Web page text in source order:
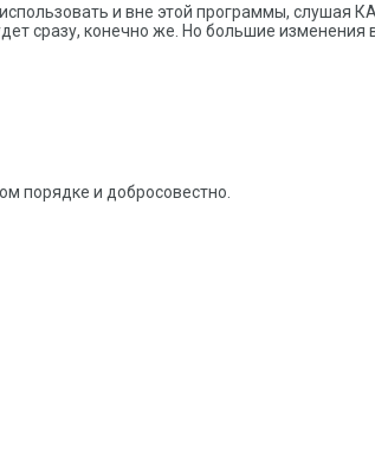
и вне этой программы,
сразу, конечно же. Но большие изменения
порядке и добросовестно.